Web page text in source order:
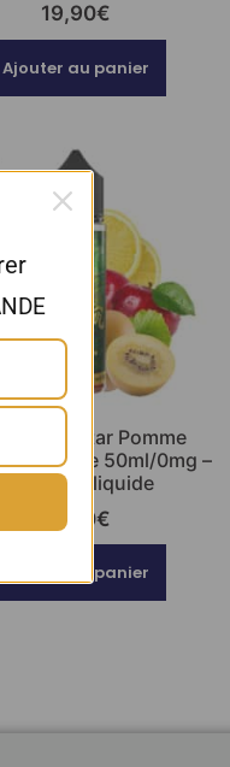
19,90€
Ajouter au panier
Nektar Pomme
jaune 50ml/0mg –
Le French liquide
19,90€
Ajouter au panier